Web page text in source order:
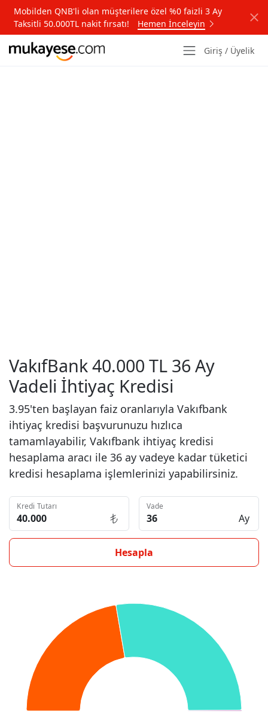
Mobilden QNB'li olan müşterilere özel %0 faizli 3 Ay
Taksitli 50.000TL nakit fırsatı!
Hemen İnceleyin
Giriş / Üyelik
VakıfBank 40.000 TL 36 Ay
Vadeli İhtiyaç Kredisi
3.95'ten başlayan faiz oranlarıyla Vakıfbank
ihtiyaç kredisi başvurunuzu hızlıca
tamamlayabilir, Vakıfbank ihtiyaç kredisi
hesaplama aracı ile 36 ay vadeye kadar tüketici
kredisi hesaplama işlemlerinizi yapabilirsiniz.
Kredi Tutarı Vade
Ay
Hesapla